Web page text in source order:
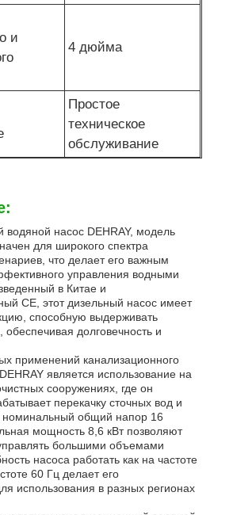
и
4 дюйма
Простое
техническое
обслуживание
водяной насос DEHRAY, модель
для широкого спектра
что делает его важным
управления водными
в Китае и
CE, этот дизельный насос имеет
способную выдерживать
долговечность и
применений канализационного
является использование на
сооружениях, где он
перекачку сточных вод и
номинальный общий напор 16
мощность 8,6 кВт позволяют
большими объемами
насоса работать как на частоте
60 Гц делает его
использования в разных регионах